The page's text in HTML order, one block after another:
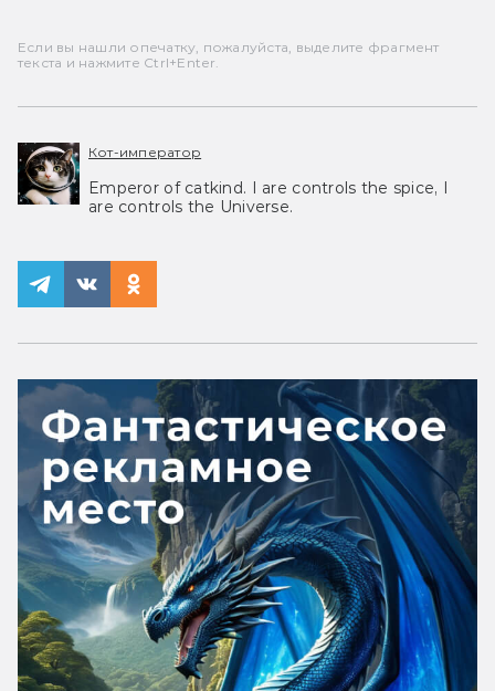
Если вы нашли опечатку, пожалуйста, выделите фрагмент
текста и нажмите Ctrl+Enter.
Кот-император
Emperor of catkind. I are controls the spice, I
are controls the Universe.